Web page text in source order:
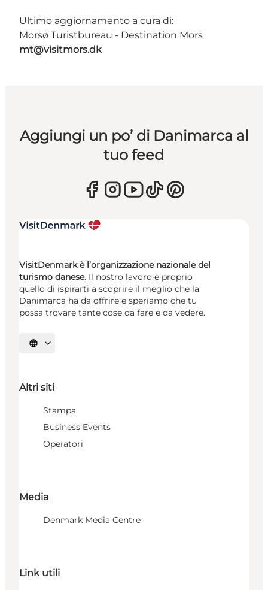
Ultimo aggiornamento a cura di:
Morsø Turistbureau - Destination Mors
mt@visitmors.dk
Aggiungi un po’ di Danimarca al
tuo feed
VisitDenmark è l’organizzazione nazionale del
turismo danese. Il nostro lavoro è proprio
quello di ispirarti a scoprire il meglio che la
Danimarca ha da offrire e speriamo che tu
possa trovare tante cose da fare e da vedere.
Seleziona la lingua
Altri siti
Stampa
Business Events
Operatori
Media
Denmark Media Centre
Link utili